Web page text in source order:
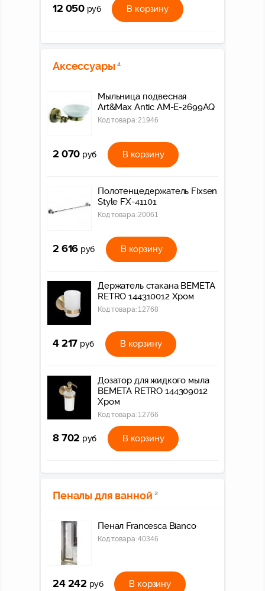
12 050 руб В корзину
Аксессуары 4
Мыльница подвесная
Art&Max Antic AM-E-2699AQ
Код товара:21946
2 070 руб В корзину
Полотенцедержатель Fixsen
Style FX-41101
Код товара:20061
2 616 руб В корзину
Держатель стакана BEMETA
RETRO 144310012 Хром
Код товара: 12768
4 217 руб В корзину
Дозатор для жидкого мыла
BEMETA RETRO 144309012
Хром
Код товара: 12766
8 702 руб В корзину
Пеналы для ванной 2
Пенал Francesca Bianco
Код товара:40346
24 242 руб В корзину